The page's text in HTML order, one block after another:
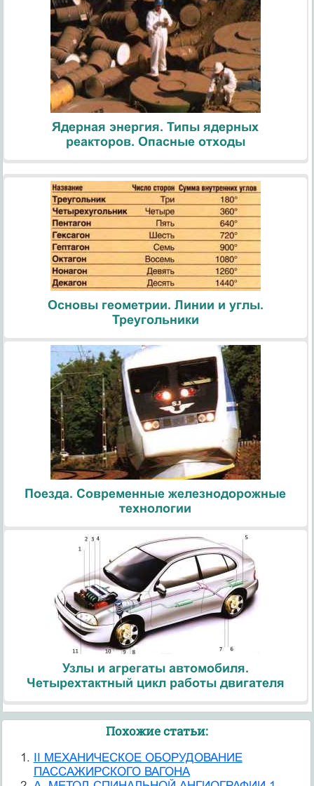
Ядерная энергия. Типы ядерных
реакторов. Опасные отходы
Основы геометрии. Линии и углы.
Треугольники
Поезда. Современные железнодорожные
технологии
Узлы и агрегаты автомобиля.
Четырехтактный цикл работы двигателя
Похожие статьи:
II МЕХАНИЧЕСКОЕ ОБОРУДОВАНИЕ
ПАССАЖИРСКОГО ВАГОНА